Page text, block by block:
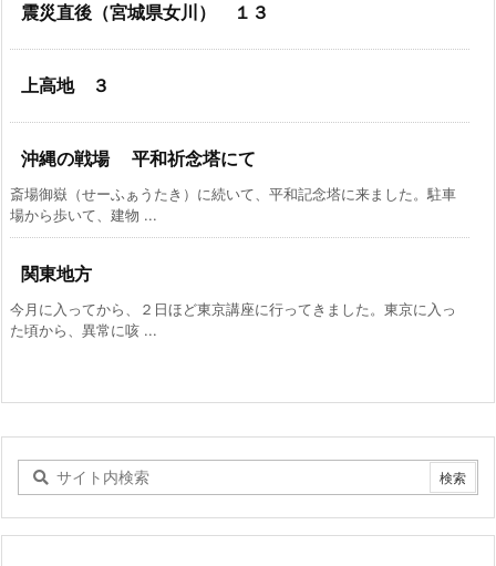
震災直後（宮城県女川） １３
上高地 ３
沖縄の戦場 平和祈念塔にて
斎場御嶽（せーふぁうたき）に続いて、平和記念塔に来ました。駐車
場から歩いて、建物 ...
関東地方
今月に入ってから、２日ほど東京講座に行ってきました。東京に入っ
た頃から、異常に咳 ...